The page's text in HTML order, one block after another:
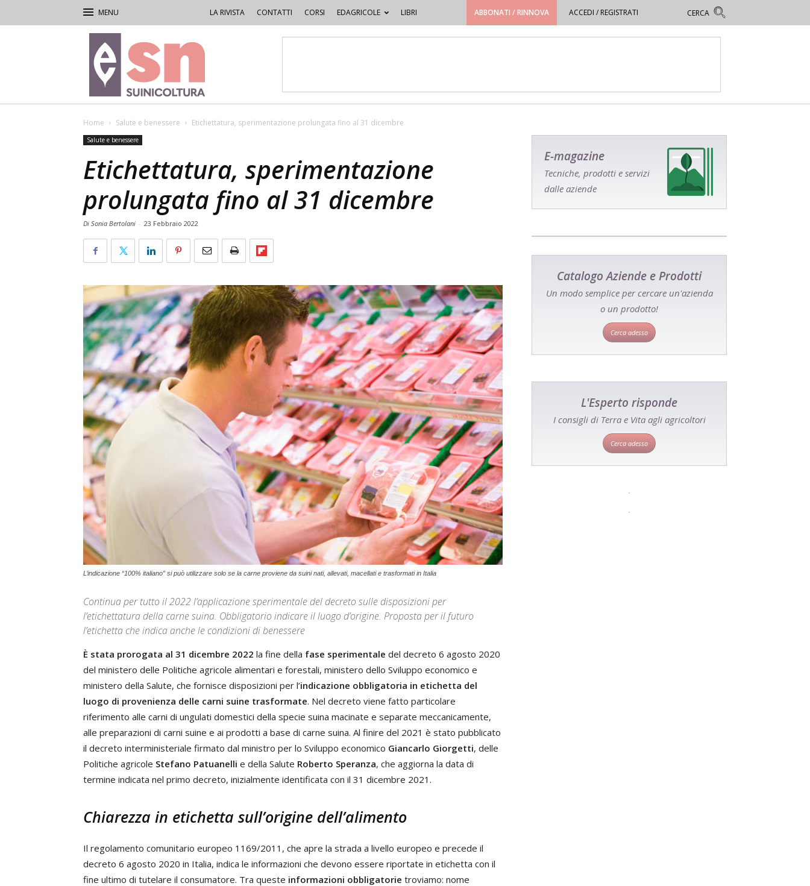
LA RIVISTA CONTATTI CORSI EDAGRICOLE LIBRI ABBONATI / RINNOVA ACCEDI / REGISTRATI
Rivista
di
Suinicoltura
Home Salute e benessere Etichettatura, sperimentazione prolungata fino al 31 dicembre
Salute e benessere
Etichettatura, sperimentazione
prolungata fino al 31 dicembre
Di Sonia Bertolani - 23 Febbraio 2022
L’indicazione “100% italiano” si può utilizzare solo se la carne proviene da suini nati, allevati, macellati e trasformati in Italia
Continua per tutto il 2022 l’applicazione sperimentale del decreto sulle disposizioni per
l’etichettatura della carne suina. Obbligatorio indicare il luogo d’origine. Proposta per il futuro
l’etichetta che indica anche le condizioni di benessere
È stata prorogata al 31 dicembre 2022 la fine della fase sperimentale del decreto 6 agosto 2020
del ministero delle Politiche agricole alimentari e forestali, ministero dello Sviluppo economico e
ministero della Salute, che fornisce disposizioni per l’indicazione obbligatoria in etichetta del
luogo di provenienza delle carni suine trasformate. Nel decreto viene fatto particolare
riferimento alle carni di ungulati domestici della specie suina macinate e separate meccanicamente,
alle preparazioni di carni suine e ai prodotti a base di carne suina. Al finire del 2021 è stato pubblicato
il decreto interministeriale firmato dal ministro per lo Sviluppo economico Giancarlo Giorgetti, delle
Politiche agricole Stefano Patuanelli e della Salute Roberto Speranza, che aggiorna la data di
termine indicata nel primo decreto, inizialmente identificata con il 31 dicembre 2021.
Chiarezza in etichetta sull’origine dell’alimento
Il regolamento comunitario europeo 1169/2011, che apre la strada a livello europeo e precede il
decreto 6 agosto 2020 in Italia, indica le informazioni che devono essere riportate in etichetta con il
fine ultimo di tutelare il consumatore. Tra queste informazioni obbligatorie troviamo: nome
E-magazine
Tecniche, prodotti e servizi
dalle aziende
Catalogo Aziende e Prodotti
Un modo semplice per cercare un'azienda
o un prodotto!
Cerca adesso
L'Esperto risponde
I consigli di Terra e Vita agli agricoltori
Cerca adesso